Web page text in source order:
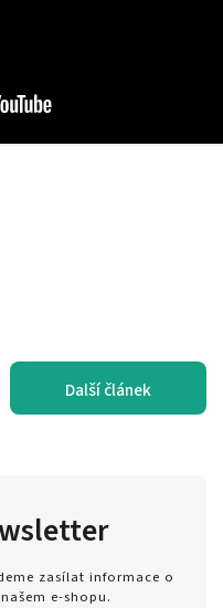
Další článek
zasílat informace o
e-shopu.